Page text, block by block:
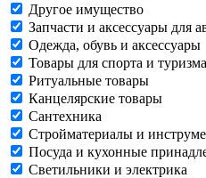
Другое имущество
Запчасти и аксессуары для
Одежда, обувь и аксессуары
Товары для спорта и туризма
Ритуальные товары
Канцелярские товары
Сантехника
Стройматериалы и
Посуда и кухонные
Светильники и электрика